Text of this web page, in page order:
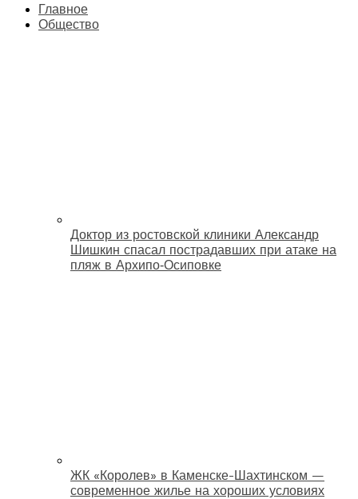
Главное
Общество
Доктор из ростовской клиники Александр
Шишкин спасал пострадавших при атаке на
пляж в Архипо‑Осиповке
ЖК «Королев» в Каменске-Шахтинском —
современное жилье на хороших условиях